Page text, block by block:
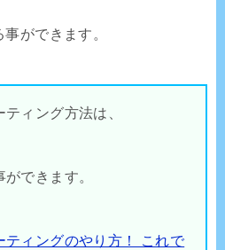
ができます。
ィング方法は、
できます。
ティングのやり方！ これで